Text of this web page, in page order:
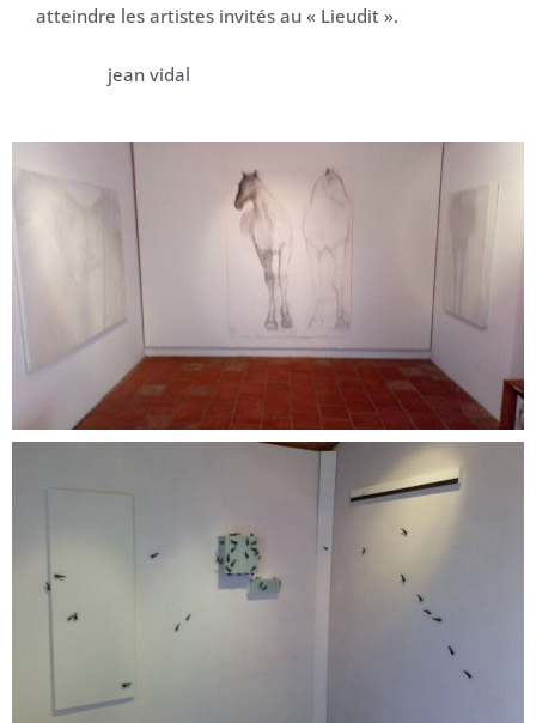
atteindre les artistes invités au « Lieudit ».
jean vidal